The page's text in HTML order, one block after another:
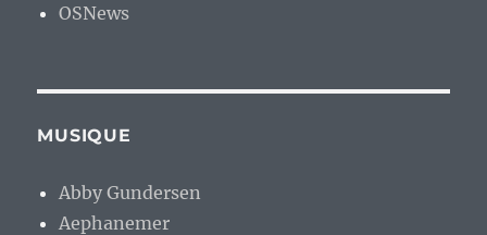
OSNews
MUSIQUE
Abby Gundersen
Aephanemer